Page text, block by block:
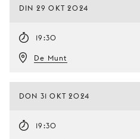
DIN 29 OKT 2024
19:30
De Munt
DON 31 OKT 2024
19:30